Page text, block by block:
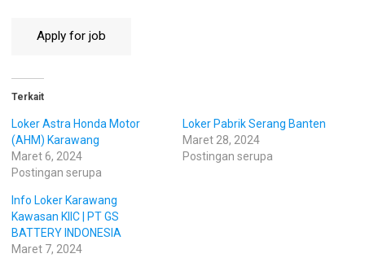
Terkait
Loker Astra Honda Motor
(AHM) Karawang
Maret 6, 2024
Postingan serupa
Loker Pabrik Serang Banten
Maret 28, 2024
Postingan serupa
Info Loker Karawang
Kawasan KIIC | PT GS
BATTERY INDONESIA
Maret 7, 2024